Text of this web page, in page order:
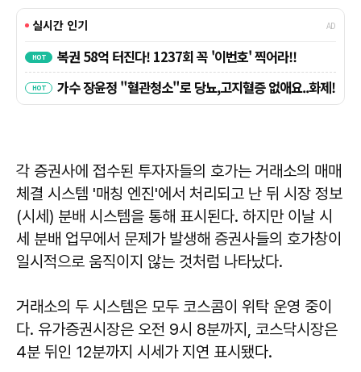
각 증권사에 접수된 투자자들의 호가는 거래소의 매매
체결 시스템 '매칭 엔진'에서 처리되고 난 뒤 시장 정보
(시세) 분배 시스템을 통해 표시된다. 하지만 이날 시
세 분배 업무에서 문제가 발생해 증권사들의 호가창이
일시적으로 움직이지 않는 것처럼 나타났다.
거래소의 두 시스템은 모두 코스콤이 위탁 운영 중이
다. 유가증권시장은 오전 9시 8분까지, 코스닥시장은
4분 뒤인 12분까지 시세가 지연 표시됐다.